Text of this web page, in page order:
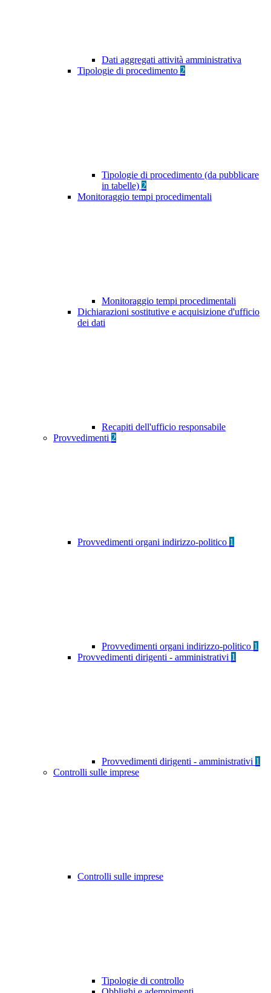
Dati aggregati attività amministrativa
Tipologie di procedimento 2
Tipologie di procedimento (da pubblicare
in tabelle) 2
Monitoraggio tempi procedimentali
Monitoraggio tempi procedimentali
Dichiarazioni sostitutive e acquisizione d'ufficio
dei dati
Recapiti dell'ufficio responsabile
Provvedimenti 2
Provvedimenti organi indirizzo-politico 1
Provvedimenti organi indirizzo-politico 1
Provvedimenti dirigenti - amministrativi 1
Provvedimenti dirigenti - amministrativi 1
Controlli sulle imprese
Controlli sulle imprese
Tipologie di controllo